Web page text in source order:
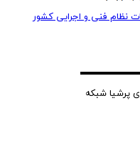
نظام فنی و اجرایی کشور
پرشیا شبکه